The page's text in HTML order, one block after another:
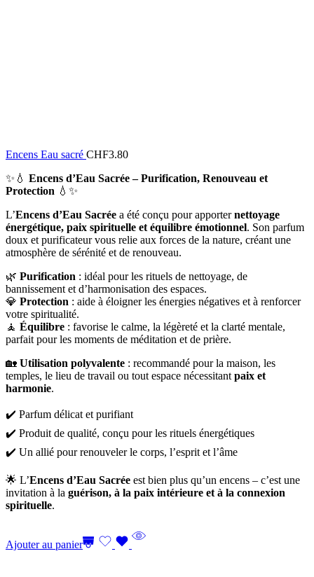
Encens Eau sacré CHF3.80
✨💧 Encens d’Eau Sacrée – Purification, Renouveau et
Protection 💧✨
L’Encens d’Eau Sacrée a été conçu pour apporternettoyage
énergétique, paix spirituelle et équilibre émotionnel. Son parfum
doux et purificateur vous relie aux forces de la nature, créant une
atmosphère de sérénité et de renouveau.
🌿 Purification : idéal pour les rituels de nettoyage, de
bannissement et d’harmonisation des espaces.
💎 Protection : aide à éloigner les énergies négatives et à renforcer
votre spiritualité.
🧘 Équilibre : favorise le calme, la légèreté et la clarté mentale,
parfait pour les moments de méditation et de prière.
🏡 Utilisation polyvalente : recommandé pour la maison, les
temples, le lieu de travail ou tout espace nécessitant paix et
harmonie.
✔️ Parfum délicat et purifiant
✔️ Produit de qualité, conçu pour les rituels énergétiques
✔️ Un allié pour renouveler le corps, l’esprit et l’âme
🌟 L’Encens d’Eau Sacrée est bien plus qu’un encens – c’est une
invitation à la guérison, à la paix intérieure et à la connexion
spirituelle.
Ajouter au panier